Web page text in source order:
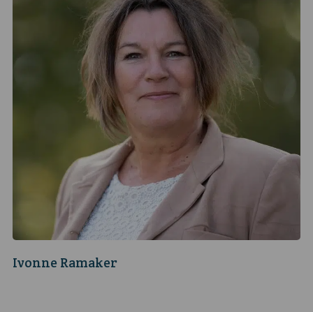
Ivonne Ramaker